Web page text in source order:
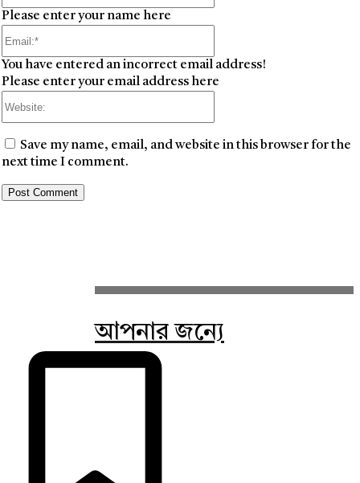
Please enter your name here
You have entered an incorrect email address!
Please enter your email address here
Save my name, email, and website in this browser for the
next time I comment.
আপনার জন্যে